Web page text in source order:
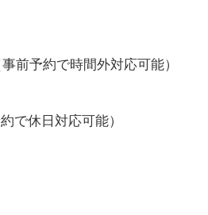
前予約で時間外対応可能）
で休日対応可能）